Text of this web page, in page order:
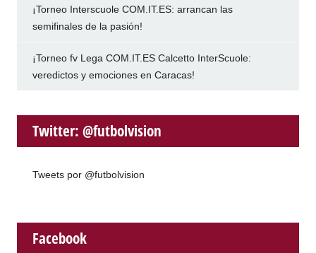
¡Torneo Interscuole COM.IT.ES: arrancan las
semifinales de la pasión!
¡Torneo fv Lega COM.IT.ES Calcetto InterScuole:
veredictos y emociones en Caracas!
Twitter: @futbolvision
Tweets por @futbolvision
Facebook